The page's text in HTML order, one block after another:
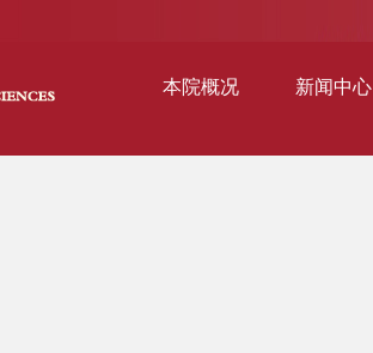
本院概况 新闻中心